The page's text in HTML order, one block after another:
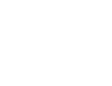
hormonkezelés